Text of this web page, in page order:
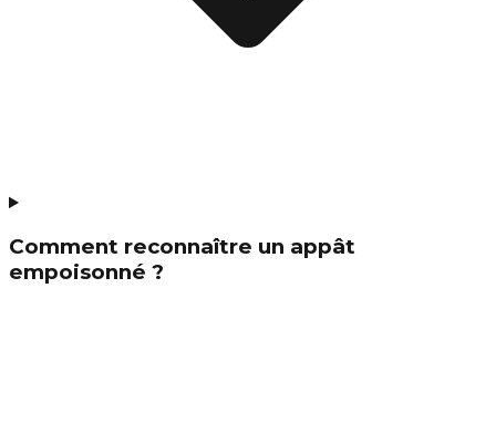
Comment reconnaître un appât
empoisonné ?